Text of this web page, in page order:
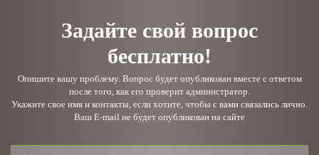
Задайте свой вопрос
бесплатно!
Опишите вашу проблему. Вопрос будет опубликован вместе с ответом
после того, как его проверит администратор.
Укажите свое имя и контакты, если хотите, чтобы с вами связались лично.
Ваш E-mail не будет опубликован на сайте